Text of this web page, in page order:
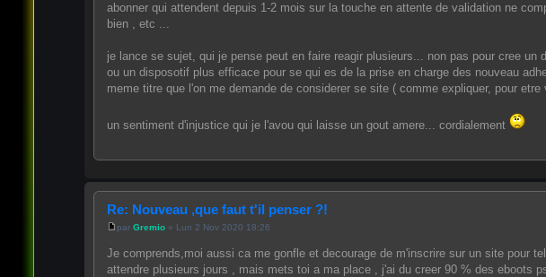
abonner qui attendent depuis 1-2 mois sur la touche en attente de validation ne
bien , etc ...
je lance se sujet, qui je pense peut en faire reagir plusieurs... non pas pour cree un
ou un disposotif plus efficace pour se qui es de la prise en charge des nouveau
meme titre que l'on me demande de considerer se site ( comme expliquer, pour etre
un sentiment d'injustice qui je l'avou qui laisse un gout amere... cordialement
Re: Nouveau ,que faut t'il penser ?!
par Gremio» Lun 2 Nov 2020 18:26
Je comprends,moi aussi ca me gonfle et decourage de m'inscrire sur un site pour
attendre plusieurs jours , mais mets toi a ma place , j'ai du creer 90 % des eboots